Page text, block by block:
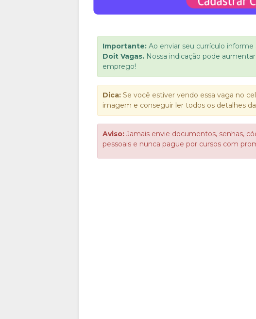
Importante: Ao enviar seu currículo
Doit Vagas. Nossa indicação pode
emprego!
Dica: Se você estiver vendo essa vaga no
imagem e conseguir ler todos os detalhes
Aviso: Jamais envie documentos, senhas,
pessoais e nunca pague por cursos com